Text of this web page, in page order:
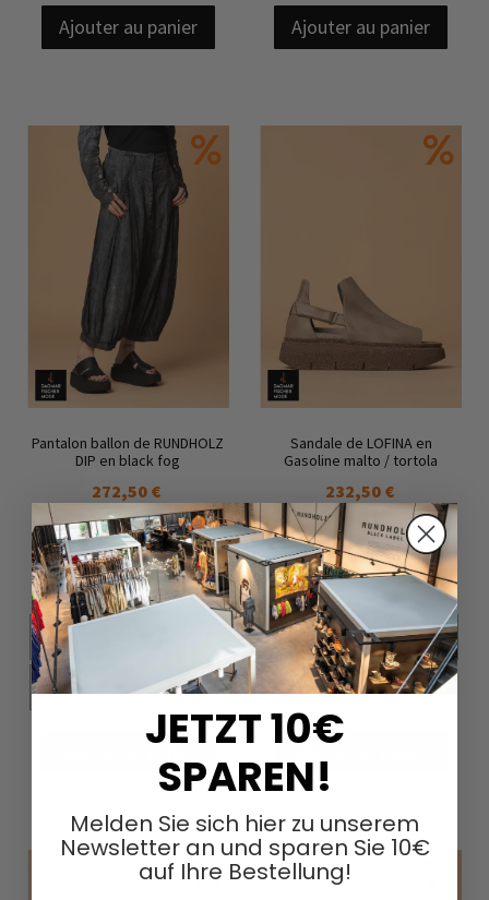
Ajouter au panier Ajouter au panier
Pantalon ballon de RUNDHOLZ
DIP en black fog
272,50 €
545,00 €
XS
XL
Ajouter au panier
Sandale de LOFINA en
Gasoline malto / tortola
232,50 €
465,00 €
37 38 39 40
Ajouter au panier
JETZT 10€
SPAREN!
Melden Sie sich hier zu unserem
Newsletter an und sparen Sie 10€
auf Ihre Bestellung!